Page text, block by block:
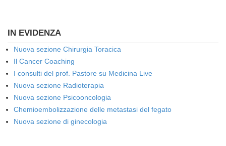
IN EVIDENZA
Nuova sezione Chirurgia Toracica
Il Cancer Coaching
I consulti del prof. Pastore su Medicina Live
Nuova sezione Radioterapia
Nuova sezione Psicooncologia
Chemioembolizzazione delle metastasi del fegato
Nuova sezione di ginecologia